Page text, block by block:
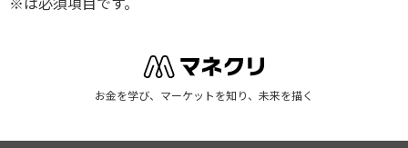
お金を学び、マーケットを知り、未来を描く